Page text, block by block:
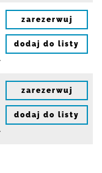
zarezerwuj
dodaj do listy
zarezerwuj
dodaj do listy